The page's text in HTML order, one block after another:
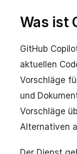
Was ist
GitHub
aktuellen
Vorschläge
und
Vorschläge
Alternativen